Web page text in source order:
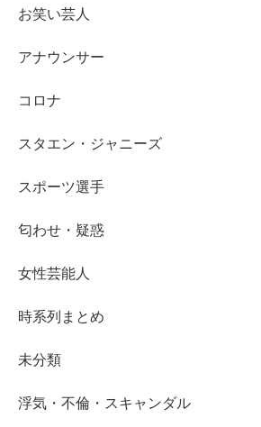
お笑い芸人
アナウンサー
コロナ
スタエン・ジャニーズ
スポーツ選手
匂わせ・疑惑
女性芸能人
時系列まとめ
未分類
浮気・不倫・スキャンダル